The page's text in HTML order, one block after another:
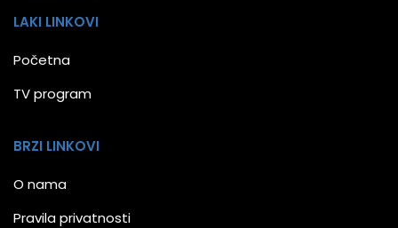
LAKI LINKOVI
Početna
TV program
BRZI LINKOVI
O nama
Pravila privatnosti